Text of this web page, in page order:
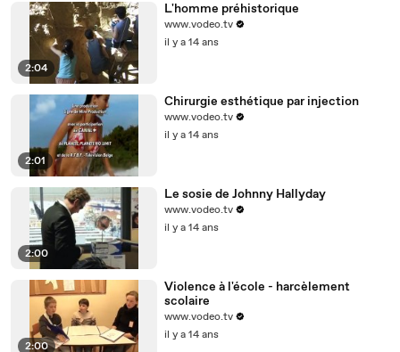
2:04
L'homme préhistorique
www.vodeo.tv
il y a 14 ans
2:01
Chirurgie esthétique par injection
www.vodeo.tv
il y a 14 ans
2:00
Le sosie de Johnny Hallyday
www.vodeo.tv
il y a 14 ans
2:00
Violence à l'école - harcèlement
scolaire
www.vodeo.tv
il y a 14 ans